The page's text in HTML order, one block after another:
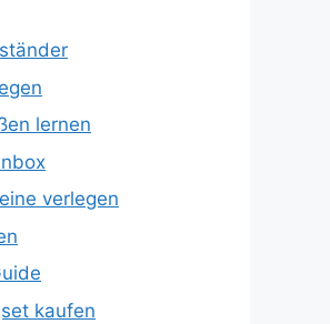
lernen
verlegen
kaufen